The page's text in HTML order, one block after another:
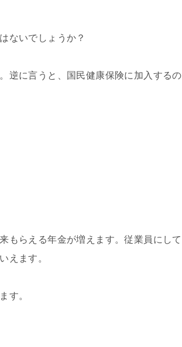
ないでしょうか？
逆に言うと、国民健康保険に加入するの
もらえる年金が増えます。従業員にして
えます。
す。